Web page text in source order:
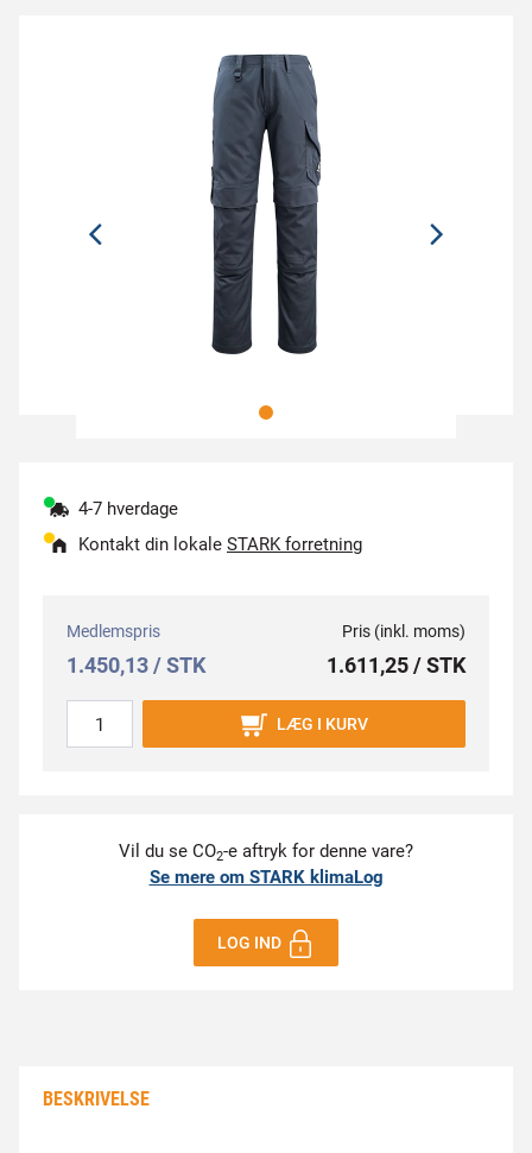
4-7 hverdage
Kontakt din lokale STARK forretning
Medlemspris
1.450,13 / STK
Pris (inkl. moms)
1.611,25 / STK
LÆG I KURV
Vil du se CO2-e aftryk for denne vare?
Se mere om STARK klimaLog
LOG IND
BESKRIVELSE